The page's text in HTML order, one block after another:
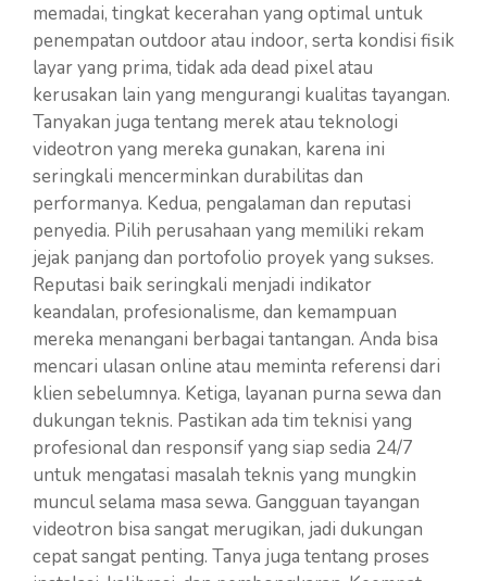
memadai, tingkat kecerahan yang optimal untuk
penempatan outdoor atau indoor, serta kondisi fisik
layar yang prima, tidak ada dead pixel atau
kerusakan lain yang mengurangi kualitas tayangan.
Tanyakan juga tentang merek atau teknologi
videotron yang mereka gunakan, karena ini
seringkali mencerminkan durabilitas dan
performanya. Kedua, pengalaman dan reputasi
penyedia. Pilih perusahaan yang memiliki rekam
jejak panjang dan portofolio proyek yang sukses.
Reputasi baik seringkali menjadi indikator
keandalan, profesionalisme, dan kemampuan
mereka menangani berbagai tantangan. Anda bisa
mencari ulasan online atau meminta referensi dari
klien sebelumnya. Ketiga, layanan purna sewa dan
dukungan teknis. Pastikan ada tim teknisi yang
profesional dan responsif yang siap sedia 24/7
untuk mengatasi masalah teknis yang mungkin
muncul selama masa sewa. Gangguan tayangan
videotron bisa sangat merugikan, jadi dukungan
cepat sangat penting. Tanya juga tentang proses